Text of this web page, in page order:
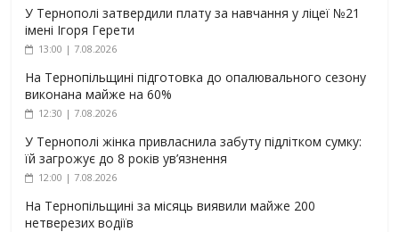
У Тернополі затвердили плату за навчання у ліцеї №21
імені Ігоря Герети
13:00 | 7.08.2026
На Тернопільщині підготовка до опалювального сезону
виконана майже на 60%
12:30 | 7.08.2026
У Тернополі жінка привласнила забуту підлітком сумку:
їй загрожує до 8 років ув’язнення
12:00 | 7.08.2026
На Тернопільщині за місяць виявили майже 200
нетверезих водіїв